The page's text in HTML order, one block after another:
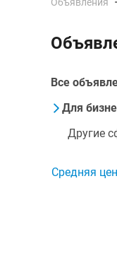
Все
Для
Другие
Средняя